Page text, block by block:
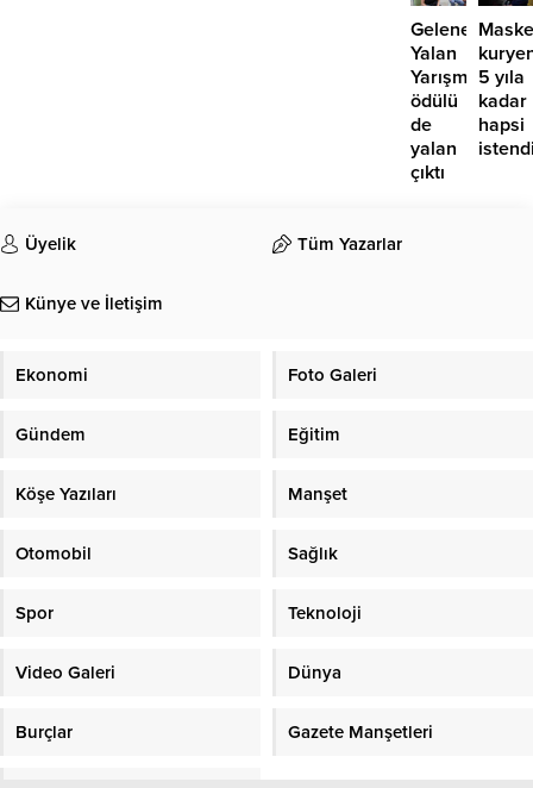
Geleneksel
Yalan
Yarışması’nın
ödülü
de
yalan
çıktı
5 yıla
kadar
hapsi
Üyelik Tüm Yazarlar
Künye ve İletişim
Ekonomi Foto Galeri
Gündem Eğitim
Köşe Yazıları Manşet
Otomobil Sağlık
Spor Teknoloji
Video Galeri Dünya
Burçlar Gazete Manşetleri